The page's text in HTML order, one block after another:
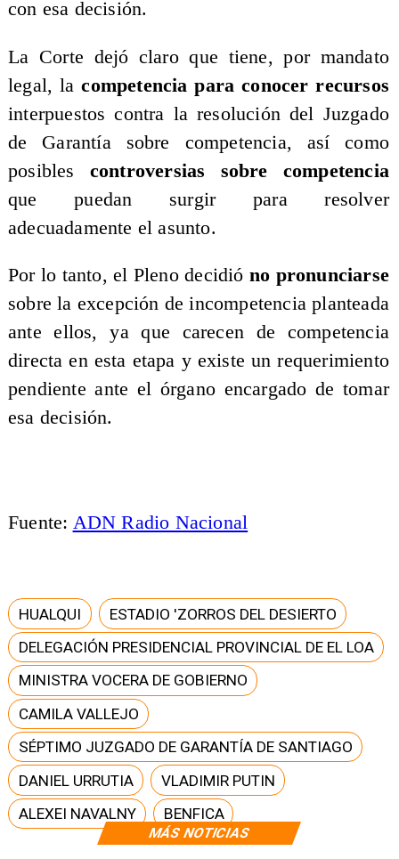
MÁS NOTICIAS
con esa decisión.
La Corte dejó claro que tiene, por mandato
legal, lacompetencia para conocer recursos
interpuestos contra la resolución del Juzgado
de Garantía sobre competencia, así como
posibles controversias sobre competencia
que puedan surgir para resolver
adecuadamente el asunto.
Por lo tanto, el Pleno decidió no pronunciarse
sobre la excepción de incompetencia planteada
ante ellos, ya que carecen de competencia
directa en esta etapa y existe un requerimiento
pendiente ante el órgano encargado de tomar
esa decisión.
Fuente: ADN Radio Nacional
HUALQUI
ESTADIO 'ZORROS DEL DESIERTO
DELEGACIÓN PRESIDENCIAL PROVINCIAL DE EL LOA
MINISTRA VOCERA DE GOBIERNO
CAMILA VALLEJO
SÉPTIMO JUZGADO DE GARANTÍA DE SANTIAGO
DANIEL URRUTIA
VLADIMIR PUTIN
ALEXEI NAVALNY
BENFICA